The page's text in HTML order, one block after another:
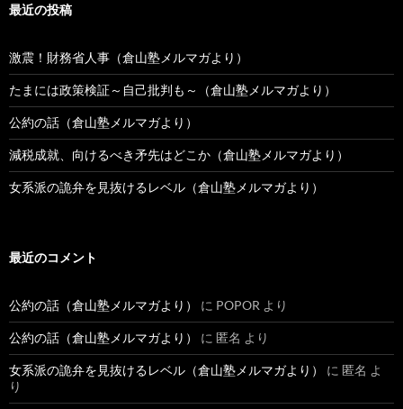
最近の投稿
激震！財務省人事（倉山塾メルマガより）
たまには政策検証～自己批判も～（倉山塾メルマガより）
公約の話（倉山塾メルマガより）
減税成就、向けるべき矛先はどこか（倉山塾メルマガより）
女系派の詭弁を見抜けるレベル（倉山塾メルマガより）
最近のコメント
公約の話（倉山塾メルマガより） に POPOR より
公約の話（倉山塾メルマガより） に 匿名 より
女系派の詭弁を見抜けるレベル（倉山塾メルマガより） に 匿名 よ
り